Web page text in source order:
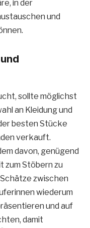
in der
und
sollte möglichst
an Kleidung und
besten Stücke
verkauft.
davon, genügend
zum Stöbern zu
zwischen
wiederum
und auf
damit